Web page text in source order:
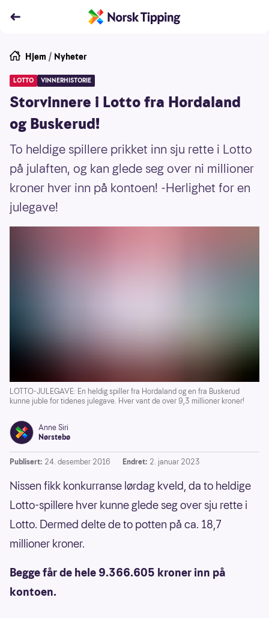
Hjem / Nyheter
LOTTO VINNERHISTORIE
Storvinnere i Lotto fra Hordaland
og Buskerud!
To heldige spillere prikket inn sju rette i Lotto
på julaften, og kan glede seg over ni millioner
kroner hver inn på kontoen! -Herlighet for en
julegave!
LOTTO-JULEGAVE: En heldig spiller fra Hordaland og en fra Buskerud
kunne juble for tidenes julegave. Hver vant de over 9,3 millioner kroner!
Anne Siri
Nørstebø
Publisert: 24. desember 2016 Endret: 2. januar 2023
Nissen fikk konkurranse lørdag kveld, da to heldige
Lotto-spillere hver kunne glede seg over sju rette i
Lotto. Dermed delte de to potten på ca. 18,7
millioner kroner.
Begge får de hele 9.366.605 kroner inn på
kontoen.